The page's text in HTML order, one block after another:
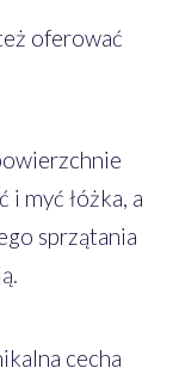
oferować
myć łóżka, a
sprzątania
cecha